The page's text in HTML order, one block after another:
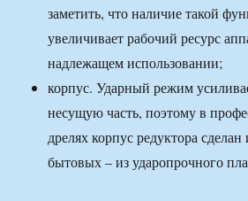
заметить, что наличие такой
увеличивает рабочий ресурс
надлежащем использовании;
корпус. Ударный режим
несущую часть, поэтому в
дрелях корпус редуктора сделан
бытовых – из ударопрочного